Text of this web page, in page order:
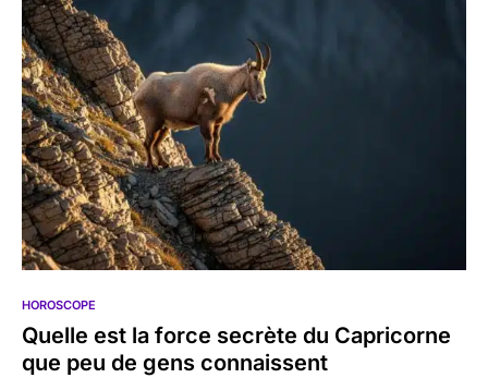
HOROSCOPE
Quelle est la force secrète du Capricorne
que peu de gens connaissent